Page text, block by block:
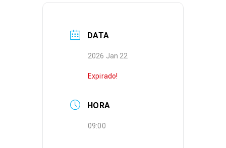
DATA
2026 Jan 22
Expirado!
HORA
09:00